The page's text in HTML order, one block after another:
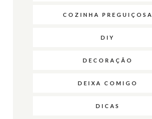
COZINHA PREGUIÇOSA
DIY
DECORAÇÃO
DEIXA COMIGO
DICAS